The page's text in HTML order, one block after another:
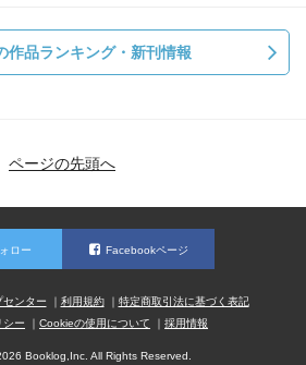
作品ランキング・新刊情報
ページの先頭へ
ロー Facebookページ
センター 利用規約
特定商取引法に基づく表記
シー
Cookieの使用について 採用情報
Booklog,Inc. All Rights Reserved.